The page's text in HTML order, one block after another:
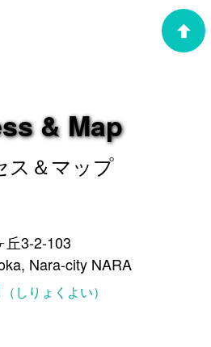
& Map
ス＆マップ
丘3-2-103
Nara-city NARA
（しりょくよい）